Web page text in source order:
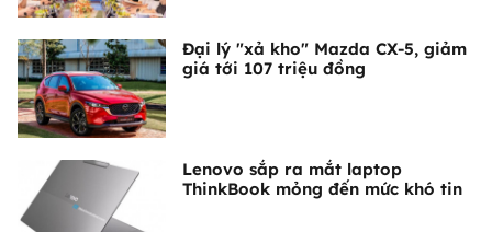
Đại lý "xả kho" Mazda CX-5, giảm
giá tới 107 triệu đồng
Lenovo sắp ra mắt laptop
ThinkBook mỏng đến mức khó tin